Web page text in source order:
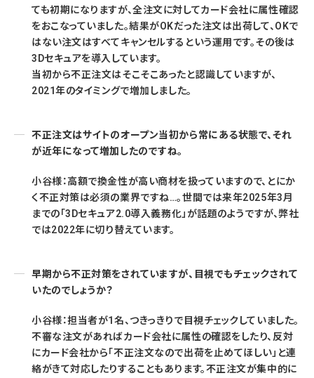
ても初期になりますが、全注文に対してカード会社に属性確認
をおこなっていました。結果がOKだった注文は出荷して、OKで
はない注文はすべてキャンセルするという運用です。その後は
3Dセキュアを導入しています。
当初から不正注文はそこそこあったと認識していますが、
2021年のタイミングで増加しました。
不正注文はサイトのオープン当初から常にある状態で、それ
が近年になって増加したのですね。
小谷様：高額で換金性が高い商材を扱っていますので、とにか
く不正対策は必須の業界ですね…。世間では来年2025年3月
までの「3Dセキュア2.0導入義務化」が話題のようですが、弊社
では2022年に切り替えています。
早期から不正対策をされていますが、目視でもチェックされて
いたのでしょうか？
小谷様：担当者が1名、つきっきりで目視チェックしていました。
不審な注文があればカード会社に属性の確認をしたり、反対
にカード会社から「不正注文なので出荷を止めてほしい」と連
絡がきて対応したりすることもあります。不正注文が集中的に